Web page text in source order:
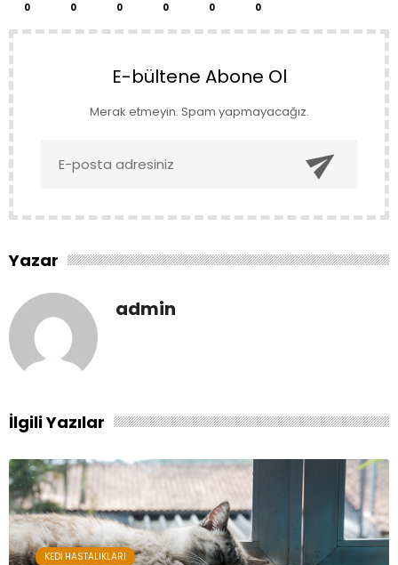
0 0 0 0 0 0
E-bültene Abone Ol
Merak etmeyin. Spam yapmayacağız.

Yazar
admin
İlgili Yazılar
KEDI HASTALIKLARI